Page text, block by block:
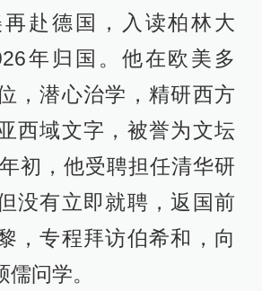
赴德国，入读柏林大
年归国。他在欧美多
，潜心治学，精研西方
西域文字，被誉为文坛
初，他受聘担任清华研
没有立即就聘，返国前
，专程拜访伯希和，向
问学。